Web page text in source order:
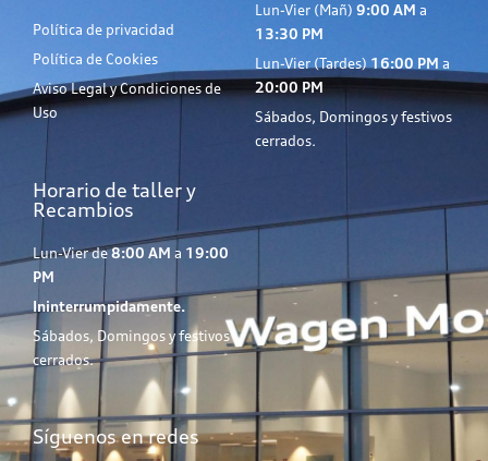
Política de privacidad
Política de Cookies
Aviso Legal y Condiciones de
Uso
Lun-Vier (Mañ) 9:00 AM a
13:30 PM
Lun-Vier (Tardes)16:00 PM a
20:00 PM
Sábados, Domingos y festivos
cerrados.
Horario de taller y
Recambios
Lun-Vier de8:00 AM a 19:00
PM
Ininterrumpidamente.
Sábados, Domingos y festivos
cerrados.
Síguenos en redes